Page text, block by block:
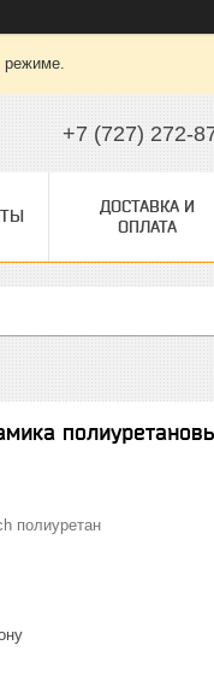
режиме.
+7 (727) 272-
ДОСТАВКА И
ОПЛАТА
полиуретан